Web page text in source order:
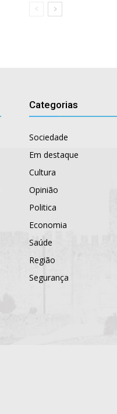
Categorias
Sociedade
Em destaque
Cultura
Opinião
Politica
Economia
Saúde
Região
Segurança